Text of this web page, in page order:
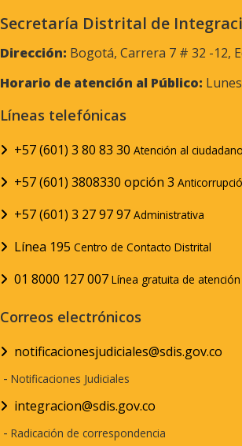
Secretaría Distrital de
Dirección: Bogotá, Carrera 7 # 32 -12,
Horario de atención al Público:
Líneas telefónicas
+57 (601) 3 80 83 30 Atención al
+57 (601) 3808330 opción 3
+57 (601) 3 27 97 97 Administrativa
Línea 195 Centro de Contacto Distrital
01 8000 127 007 Línea gratuita de
Correos electrónicos
notificacionesjudiciales@sdis.gov.co
- Notificaciones Judiciales
integracion@sdis.gov.co
- Radicación de correspondencia